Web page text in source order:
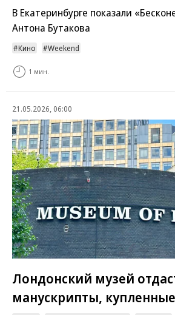
В Екатеринбурге показали
Антона Бутакова
Кино Weekend
1 мин.
21.05.2026, 06:00
Лондонский музей
манускрипты,